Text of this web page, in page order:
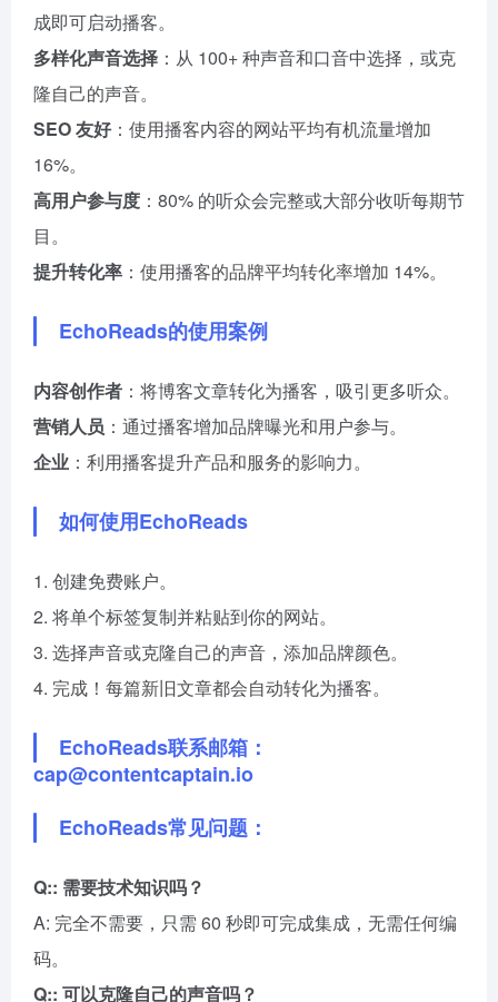
成即可启动播客。
多样化声音选择 ：从 100+ 种声音和口音中选择，或克
隆自己的声音。
SEO 友好：使用播客内容的网站平均有机流量增加
16%。
高用户参与度 ：80% 的听众会完整或大部分收听每期节
目。
提升转化率 ：使用播客的品牌平均转化率增加 14%。
EchoReads的使用案例
内容创作者 ：将博客文章转化为播客，吸引更多听众。
营销人员 ：通过播客增加品牌曝光和用户参与。
企业 ：利用播客提升产品和服务的影响力。
如何使用EchoReads
1. 创建免费账户。
2. 将单个标签复制并粘贴到你的网站。
3. 选择声音或克隆自己的声音，添加品牌颜色。
4. 完成！每篇新旧文章都会自动转化为播客。
EchoReads联系邮箱：
cap@contentcaptain.io
EchoReads常见问题：
Q:: 需要技术知识吗？
A: 完全不需要，只需 60 秒即可完成集成，无需任何编
码。
Q:: 可以克隆自己的声音吗？